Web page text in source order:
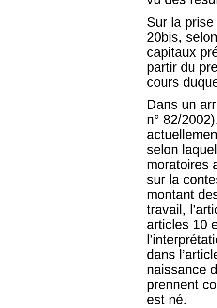
Sur la
20bis,
capitaux
partir du
cours
Dans un
n° 82/
selon
moratoires
sur la
montant
travail,
articles 10
dans
naissance
prennent
est né.